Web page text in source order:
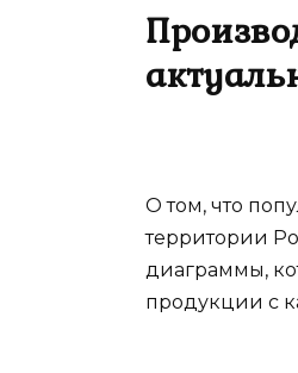
О том, что
территории
диаграммы,
продукции с